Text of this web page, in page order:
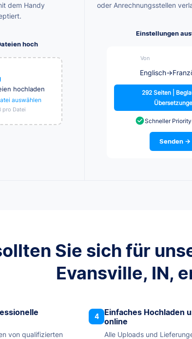
dem Handy
hoch
hochladen
auswählen
pro Datei
oder Anrechnungsstellen
Einstellungen
Von
Englisch→
292 Seiten |
Schneller
Senden →
Sie sich für
Evansville, IN,
von qualifizierten
4
Einfaches Hochladen
online
Alle Uploads und